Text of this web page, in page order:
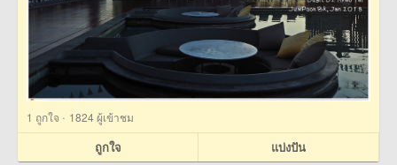
1 ถูกใจ · 1824 ผู้เข้าชม
ถูกใจ แบ่งปัน